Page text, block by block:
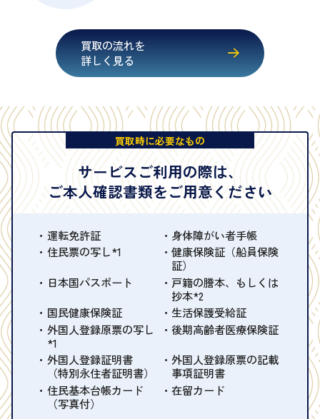
買取の流れを
詳しく見る
買取時に必要なもの
サービスご利用の際は、
ご本人確認書類をご用意ください
運転免許証
身体障がい者手帳
住民票の写し*1
健康保険証（船員保険
証）
日本国パスポート
戸籍の謄本、もしくは
抄本*2
国民健康保険証
生活保護受給証
外国人登録原票の写し
*1
後期高齢者医療保険証
外国人登録証明書
（特別永住者証明書）
外国人登録原票の記載
事項証明書
住民基本台帳カード
（写真付）
在留カード